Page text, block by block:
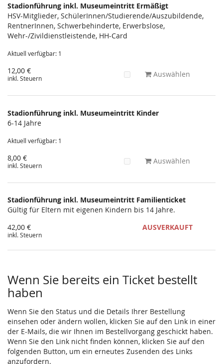
Stadionführung inkl. Museumeintritt Ermäßigt
HSV-Mitglieder, SchülerInnen/Studierende/Auszubildende,
RentnerInnen, Schwerbehinderte, Erwerbslose,
Wehr-/Zivildienstleistende, HH-Card
Aktuell verfügbar: 1
12,00 €
inkl. Steuern Auswählen
Stadionführung inkl. Museumeintritt Kinder
6-14 Jahre
Aktuell verfügbar: 1
8,00 €
inkl. Steuern Auswählen
Stadionführung inkl. Museumeintritt Familienticket
Gültig für Eltern mit eigenen Kindern bis 14 Jahre.
42,00 €
inkl. Steuern
AUSVERKAUFT
Wenn Sie bereits ein Ticket bestellt
haben
Wenn Sie den Status und die Details Ihrer Bestellung
einsehen oder ändern wollen, klicken Sie auf den Link in einer
der E-Mails, die wir Ihnen im Bestellvorgang geschickt haben.
Wenn Sie den Link nicht finden können, klicken Sie auf den
folgenden Button, um ein erneutes Zusenden des Links
anzufordern.